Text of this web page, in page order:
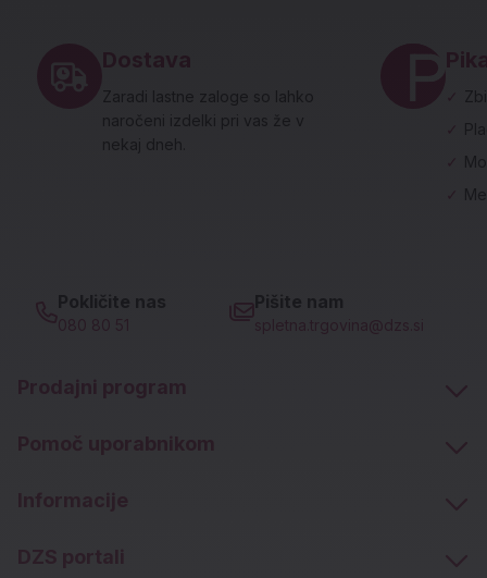
Dostava
Zaradi lastne zaloge so lahko
naročeni izdelki pri vas že v
nekaj dneh.
✓
Pokličite nas
080 80 51
Pišite nam
spletna.trgovina@dzs.si
Prodajni program
Pomoč uporabnikom
Informacije
DZS portali